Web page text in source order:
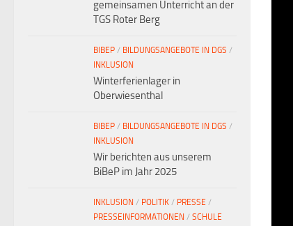
gemeinsamen Unterricht an der
TGS Roter Berg
BIBEP / BILDUNGSANGEBOTE IN DGS /
INKLUSION
Winterferienlager in
Oberwiesenthal
BIBEP / BILDUNGSANGEBOTE IN DGS /
INKLUSION
Wir berichten aus unserem
BiBeP im Jahr 2025
INKLUSION / POLITIK / PRESSE /
PRESSEINFORMATIONEN / SCHULE